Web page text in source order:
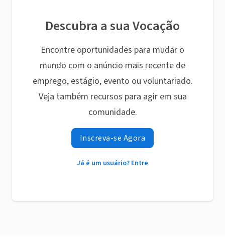
Descubra a sua Vocação
Encontre oportunidades para mudar o
mundo com o anúncio mais recente de
emprego, estágio, evento ou voluntariado.
Veja também recursos para agir em sua
comunidade.
Inscreva-se Agora
Já é um usuário? Entre